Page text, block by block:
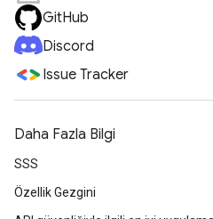
GitHub
Discord
Issue Tracker
Daha Fazla Bilgi
SSS
Özellik Gezgini